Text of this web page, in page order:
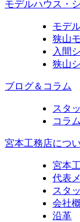
モデルハウス・
モデ
狭山
入間
狭山
ブログ＆コラム
スタ
コラム
宮本工務店につ
宮本
代表
スタ
会社
沿革